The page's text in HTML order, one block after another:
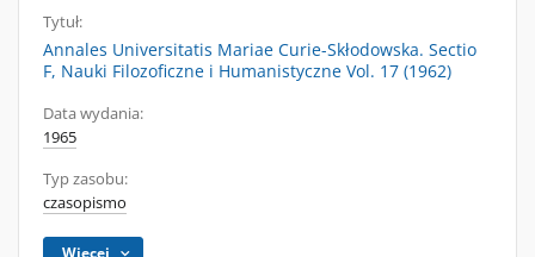
Tytuł:
Annales Universitatis Mariae Curie-Skłodowska. Sectio
F, Nauki Filozoficzne i Humanistyczne Vol. 17 (1962)
Data wydania:
1965
Typ zasobu:
czasopismo
Więcej